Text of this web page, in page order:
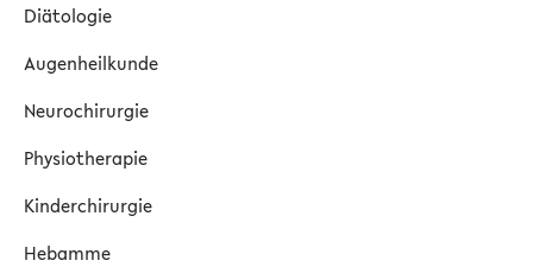
Diätologie
Augenheilkunde
Neurochirurgie
Physiotherapie
Kinderchirurgie
Hebamme